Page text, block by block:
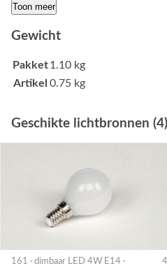
Toon meer
Gewicht
Pakket1.10 kg
Artikel 0.75 kg
Geschikte lichtbronnen (4)
161 · dimbaar LED 4W E14 ·